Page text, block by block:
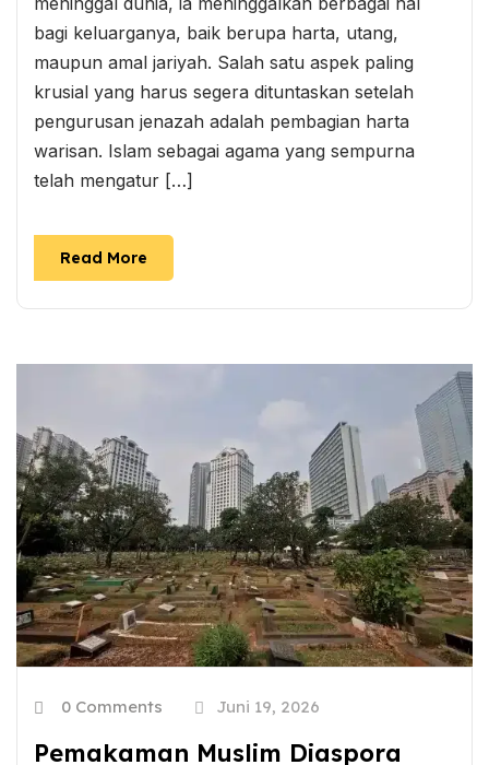
bagi keluarganya, baik berupa harta, utang,
maupun amal jariyah. Salah satu aspek paling
krusial yang harus segera dituntaskan setelah
pengurusan jenazah adalah pembagian harta
warisan. Islam sebagai agama yang sempurna
telah mengatur […]
Read More
0 Comments Juni 19, 2026
Pemakaman Muslim Diaspora